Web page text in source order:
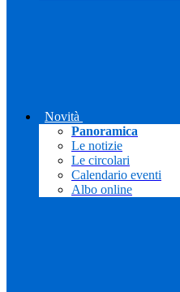
Novità
Panoramica
Le notizie
Le circolari
Calendario eventi
Albo online